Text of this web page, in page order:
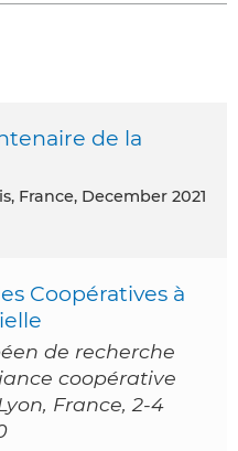
de la
France, December 2021
Coopératives à
de recherche
coopérative
France, 2-4